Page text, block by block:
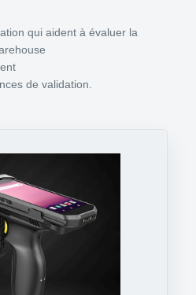
qui aident à évaluer la
de validation.